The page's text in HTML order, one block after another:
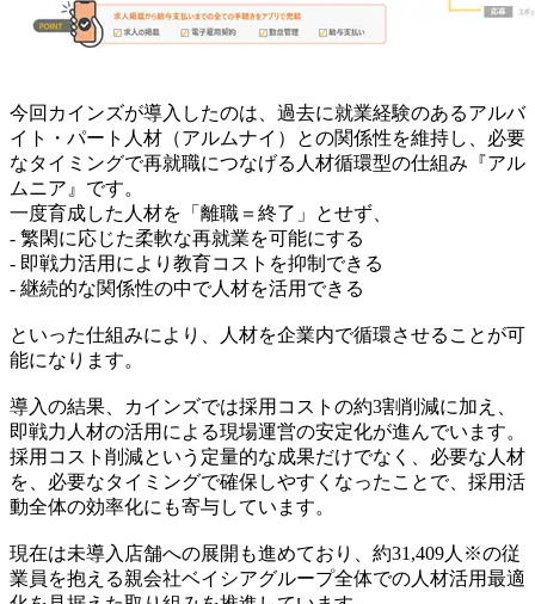
今回カインズが導入したのは、過去に就業経験のあるアルバ
イト・パート人材（アルムナイ）との関係性を維持し、必要
なタイミングで再就職につなげる人材循環型の仕組み『アル
ムニア』です。
一度育成した人材を「離職＝終了」とせず、
- 繁閑に応じた柔軟な再就業を可能にする
- 即戦力活用により教育コストを抑制できる
- 継続的な関係性の中で人材を活用できる
といった仕組みにより、人材を企業内で循環させることが可
能になります。
導入の結果、カインズでは採用コストの約3割削減に加え、
即戦力人材の活用による現場運営の安定化が進んでいます。
採用コスト削減という定量的な成果だけでなく、必要な人材
を、必要なタイミングで確保しやすくなったことで、採用活
動全体の効率化にも寄与しています。
現在は未導入店舗への展開も進めており、約31,409人※の従
業員を抱える親会社ベイシアグループ全体での人材活用最適